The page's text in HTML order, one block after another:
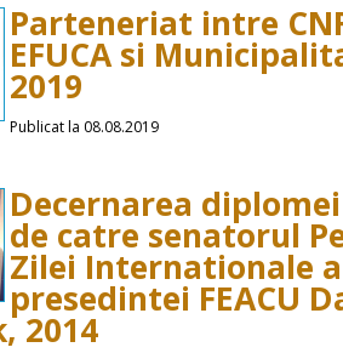
Parteneriat intre
EFUCA si
2019
Publicat la 08.08.2019
Decernarea
de catre senatorul
Zilei Internationale
presedintei FEACU
2014